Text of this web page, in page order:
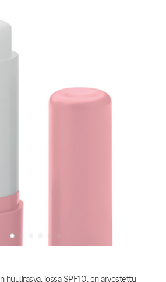
huulirasva, jossa SPF10, on arvostettu